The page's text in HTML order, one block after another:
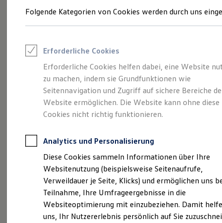
Junge Gebrauchtwagen und Gebrauchtwagen
Saisonangebote
Leasing
Leasing-Angebote
Gebrauchtwagen Leasing
Junge Gebrauchtwagen-Leasing
Elektroauto Leasing
Kleinwagen-Leasing
Leasing ohne Anzahlung
Autokredit mit Schlussrate
Versicherungen und Garantien
Kfz-Versicherung
Restschuldversicherungen
Garantien
Wartungsverträge
Geschäftskunden
Professional Class bei Volkswagen
Großkunden
Behörden
So geht neu.
Entdecken Sie jetzt
den neuen ID.3 Neo!
Folgende Kategorien von Cookies werden durch uns
Erforderliche Cookies
Erforderliche Cookies helfen dabei, eine Website
zu machen, indem sie Grundfunktionen wie
Seitennavigation und Zugriff auf sichere Bereiche
Website ermöglichen. Die Website kann ohne diese
Cookies nicht richtig funktionieren.
Analytics und Personalisierung
Diese Cookies sammeln Informationen über Ihre
Websitenutzung (beispielsweise Seitenaufrufe,
Verweildauer je Seite, Klicks) und ermöglichen uns
Teilnahme, Ihre Umfrageergebnisse in die
Websiteoptimierung mit einzubeziehen. Damit
uns, Ihr Nutzererlebnis persönlich auf Sie